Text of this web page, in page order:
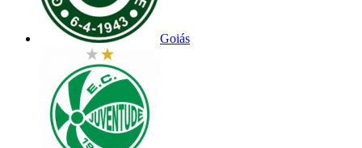
Goiás